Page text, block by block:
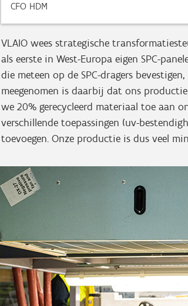
CFO HDM
VLAIO wees strategische
als eerste in West-Europa eigen SPC-
die meteen op de SPC-dragers
meegenomen is daarbij dat ons
we 20% gerecycleerd materiaal toe aan
verschillende toepassingen (uv-
toevoegen. Onze productie is dus veel